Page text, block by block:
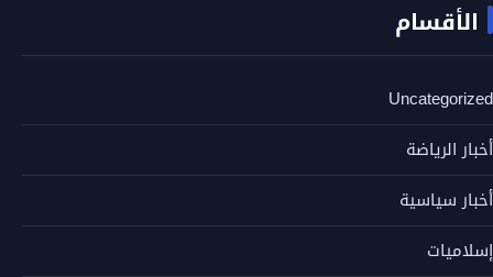
الأقسام
Uncategorized
أخبار الرياضة
أخبار سياسية
إسلاميات